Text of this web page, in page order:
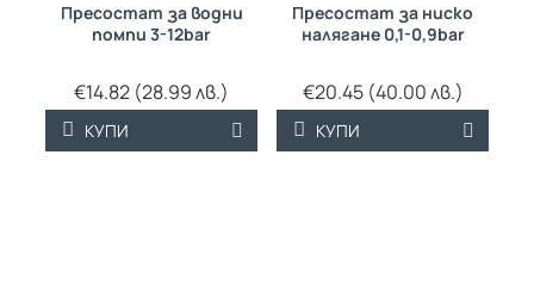
Пресостат за водни
помпи 3-12bar
€14.82 (28.99 лв.)
КУПИ
Пресостат за ниско
налягане 0,1-0,9bar
€20.45 (40.00 лв.)
КУПИ